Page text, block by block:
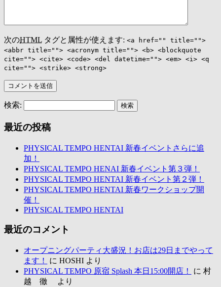
次のHTML タグと属性が使えます: <a href="" title="">
<abbr title=""> <acronym title=""> <b> <blockquote
cite=""> <cite> <code> <del datetime=""> <em> <i> <q
cite=""> <strike> <strong>
検索:
最近の投稿
PHYSICAL TEMPO HENTAI 新春イベントさらに追
加！
PHYSICAL TEMPO HENAI 新春イベント第３弾！
PHYSICAL TEMPO HENTAI 新春イベント第２弾！
PHYSICAL TEMPO HENTAI 新春ワークショップ開
催！
PHYSICAL TEMPO HENTAI
最近のコメント
オープニングパーティ大盛況！お店は29日までやって
ます！
に HOSHI より
PHYSICAL TEMPO 原宿 Splash 本日15:00開店！
に 村
越 徹 より